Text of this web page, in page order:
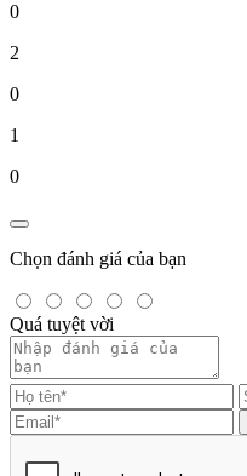
0
2
0
1
0
Chọn đánh giá của bạn
Quá tuyệt vời